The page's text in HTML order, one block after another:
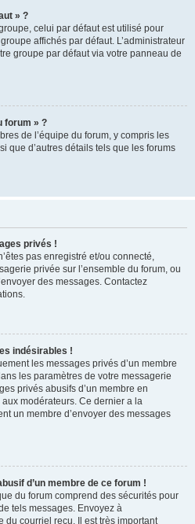
» ?
celui par défaut est utilisé pour
affichés par défaut. L’administrateur
groupe par défaut via votre panneau de
forum » ?
de l’équipe du forum, y compris les
que d’autres détails tels que les forums
privés !
pas enregistré et/ou connecté,
privée sur l’ensemble du forum, ou
des messages. Contactez
indésirables !
les messages privés d’un membre
les paramètres de votre messagerie
privés abusifs d’un membre en
modérateurs. Ce dernier a la
un membre d’envoyer des messages
d’un membre de ce forum !
du forum comprend des sécurités pour
tels messages. Envoyez à
du courriel reçu. Il est très important